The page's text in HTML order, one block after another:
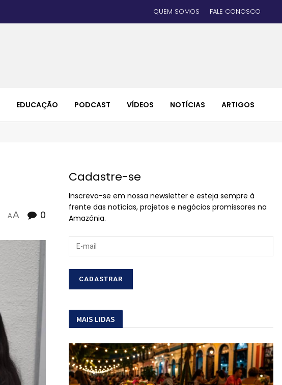
QUEM SOMOS FALE CONOSCO
EDUCAÇÃO PODCAST VÍDEOS NOTÍCIAS ARTIGOS
AA 0
Cadastre-se
Inscreva-se em nossa newsletter e esteja sempre à
frente das notícias, projetos e negócios promissores na
Amazônia.
MAIS LIDAS